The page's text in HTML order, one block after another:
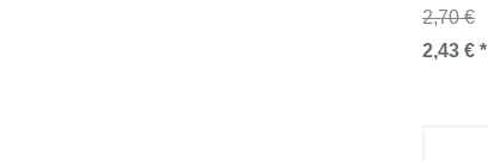
2,70 €
2,43 € *